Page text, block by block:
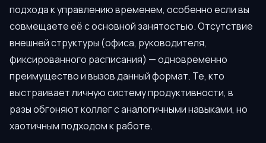
подхода к управлению временем, особенно если вы
совмещаете её с основной занятостью. Отсутствие
внешней структуры (офиса, руководителя,
фиксированного расписания) — одновременно
преимущество и вызов данный формат. Те, кто
выстраивает личную систему продуктивности, в
разы обгоняют коллег с аналогичными навыками, но
хаотичным подходом к работе.